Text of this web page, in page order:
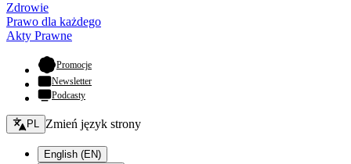
Zdrowie
Prawo dla każdego
Akty Prawne
Promocje- otwiera się w nowej karcie
Newsletter
Podcasty
Zmień język - bieżący:
PL Zmień język strony
English (EN)